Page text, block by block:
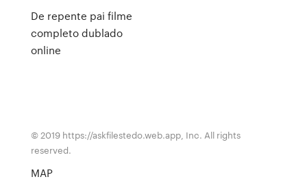
De repente pai filme
completo dublado
online
© 2019 https://askfilestedo.web.app, Inc. All rights
reserved.
MAP